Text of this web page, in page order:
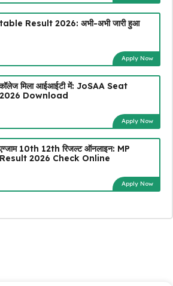
Result 2026: अभी-अभी जारी हुआ
Apply Now
मिला आईआईटी में: JoSAA Seat
Download
Apply Now
10th 12th रिजल्ट ऑनलाइन: MP
2026 Check Online
Apply Now